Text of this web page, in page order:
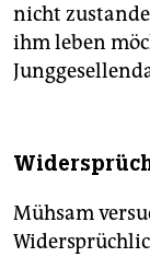
nicht
ihm leben
Mühsam